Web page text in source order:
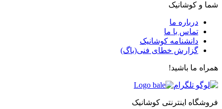
شما و کوشانیک
درباره ما
تماس با ما
دانشنامه کوشانیک
گزارش خطای فنی(باگ)
همراه ما باشید!
فروشگاه اینترنتی کوشانیک